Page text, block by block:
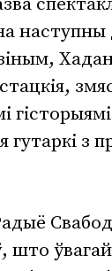
з
што